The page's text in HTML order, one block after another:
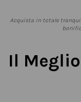
Acquista in totale
Il